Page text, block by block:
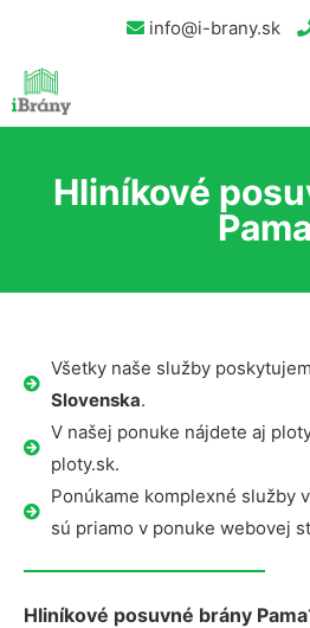
info@i-brany.sk
Hliníkové
Pama
Všetky naše služby
Slovenska.
V našej ponuke nájdete aj
ploty.sk.
Ponúkame komplexné služby
sú priamo v ponuke webovej
Hliníkové posuvné brány Pama